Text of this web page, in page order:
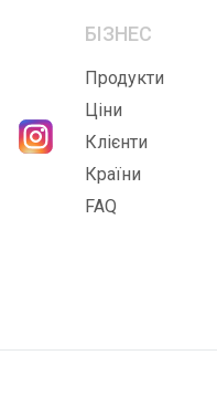
БІЗНЕС
Продукти
Ціни
Клієнти
Країни
FAQ